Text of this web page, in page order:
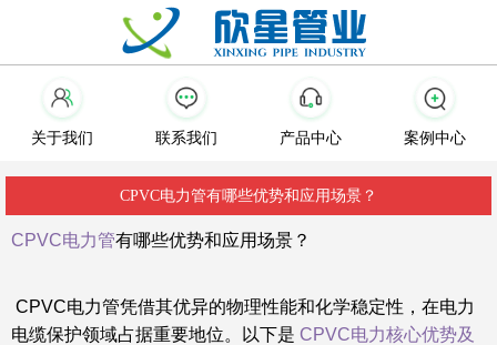
关于我们 联系我们 产品中心 案例中心
CPVC电力管有哪些优势和应用场景？
CPVC电力管有哪些优势和应用场景？
CPVC电力管凭借其优异的物理性能和化学稳定性，在电力
电缆保护领域占据重要地位。以下是 CPVC电力核心优势及